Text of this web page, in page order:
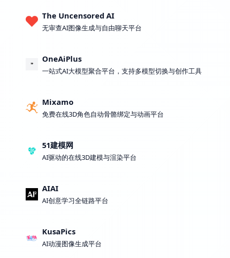
The Uncensored AI
无审查AI图像生成与自由聊天平台
OneAiPlus
一站式AI大模型聚合平台，支持多模型切换与创作工具
Mixamo
免费在线3D角色自动骨骼绑定与动画平台
51建模网
AI驱动的在线3D建模与渲染平台
AIAI
AI创意学习全链路平台
KusaPics
AI动漫图像生成平台